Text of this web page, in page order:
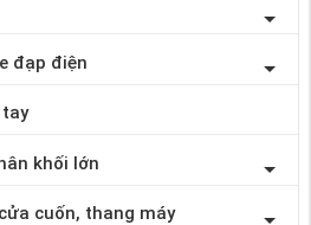
đạp điện
khối lớn
cuốn, thang máy